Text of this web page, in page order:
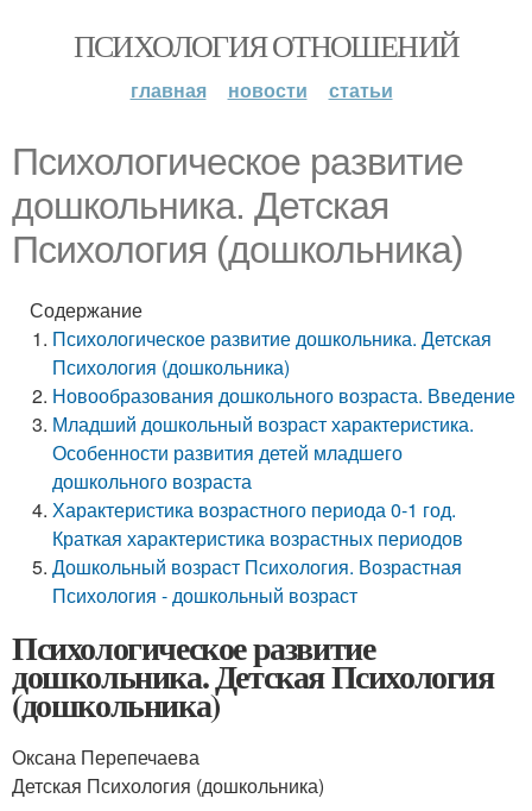
ПСИХОЛОГИЯ ОТНОШЕНИЙ
главная новости статьи
Психологическое развитие
дошкольника. Детская
Психология (дошкольника)
Содержание
Психологическое развитие дошкольника. Детская
Психология (дошкольника)
Новообразования дошкольного возраста. Введение
Младший дошкольный возраст характеристика.
Особенности развития детей младшего
дошкольного возраста
Характеристика возрастного периода 0-1 год.
Краткая характеристика возрастных периодов
Дошкольный возраст Психология. Возрастная
Психология - дошкольный возраст
Психологическое развитие
дошкольника. Детская Психология
(дошкольника)
Оксана Перепечаева
Детская Психология (дошкольника)